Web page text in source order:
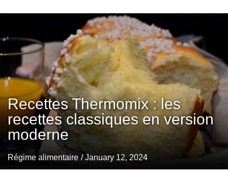
Recettes Thermomix : les
recettes classiques en version
moderne
Régime alimentaire / January 12, 2024